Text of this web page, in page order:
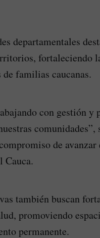
departamentales
fortaleciendo
familias caucanas.
con gestión
de
Cauca.
también buscan
promoviendo
permanente.